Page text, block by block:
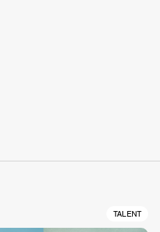
TALENT